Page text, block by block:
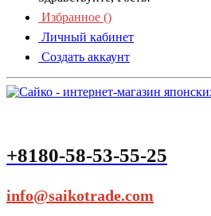
Избранное ()
Личный кабинет
Создать аккаунт
+8180-58-53-55-25
info@saikotrade.com